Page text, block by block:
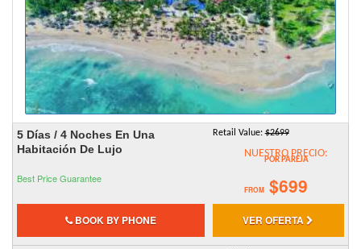
5 Días / 4 Noches En Una
Habitación De Lujo
Best Price Guarantee
Retail Value:$2699
NUESTRO PRECIO:
POR PAREJA
FROM $699
BOOK BY PHONE VER OFERTA